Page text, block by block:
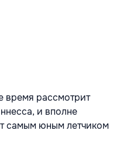
время рассмотрит
и вполне
самым юным летчиком